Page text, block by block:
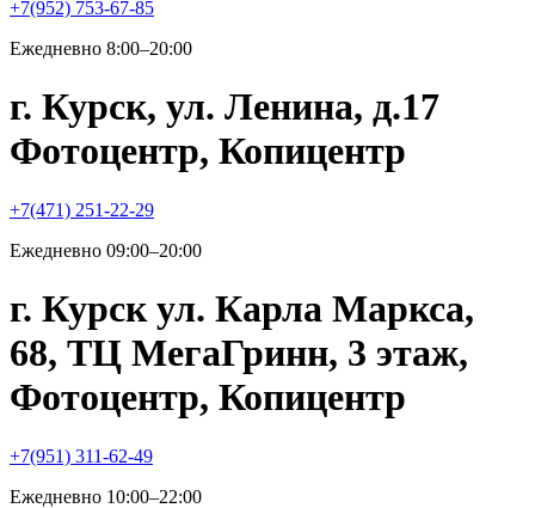
+7(952) 753-67-85
Ежедневно 8:00–20:00
г. Курск, ул. Ленина, д.17
Фотоцентр, Копицентр
+7(471) 251-22-29
Ежедневно 09:00–20:00
г. Курск ул. Карла Маркса,
68, ТЦ МегаГринн, 3 этаж,
Фотоцентр, Копицентр
+7(951) 311-62-49
Ежедневно 10:00–22:00